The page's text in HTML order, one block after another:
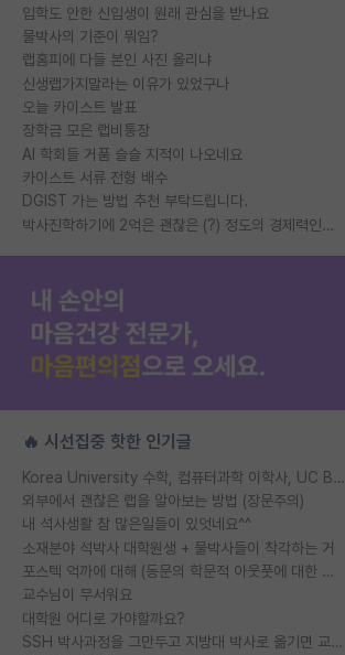
입학도 안한 신입생이 원래 관심을 받나요
물박사의 기준이 뭐임?
랩홈피에 다들 본인 사진 올리냐
신생랩가지말라는 이유가 있었구나
오늘 카이스트 발표
장학금 모은 랩비통장
AI 학회들 거품 슬슬 지적이 나오네요
카이스트 서류 전형 배수
DGIST 가는 방법 추천 부탁드립니다.
박사진학하기에 2억은 괜찮은 (?) 정도의 경제력인가요
🔥 시선집중 핫한 인기글
Korea University 수학, 컴퓨터과학 이학사, UC Berkeley 산업공학 대학원 공학박사가 되는 것은 쉽지 않겠죠?
외부에서 괜찮은 랩을 알아보는 방법 (장문주의)
내 석사생활 참 많은일들이 있엇네요^^
소재분야 석박사 대학원생 + 물박사들이 착각하는 거
포스텍 억까에 대해 (동문의 학문적 아웃풋에 대한 반박)
교수님이 무서워요
대학원 어디로 가야할까요?
SSH 박사과정을 그만두고 지방대 박사로 옮기면 교수의 꿈은 끝일까요?